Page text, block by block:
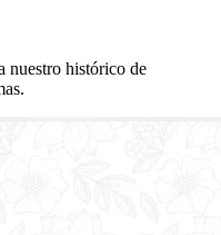
nuestro histórico de